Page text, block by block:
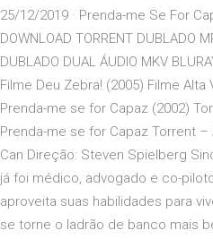
25/12/2019 · Prenda-me Se For
DOWNLOAD TORRENT DUBLADO
DUBLADO DUAL ÁUDIO MKV
Filme Deu Zebra! (2005) Filme
Prenda-me se for Capaz (2002)
Prenda-me se for Capaz Torrent
Can Direção: Steven Spielberg
já foi médico, advogado e co-
aproveita suas habilidades para
se torne o ladrão de banco mais